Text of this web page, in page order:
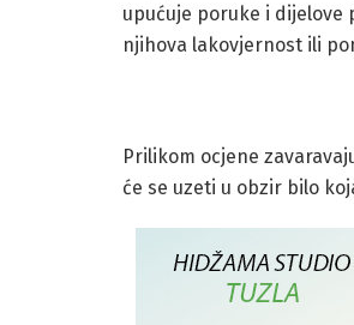
upućuje poruke i
njihova lakovjernost ili
Prilikom ocjene
će se uzeti u obzir bilo